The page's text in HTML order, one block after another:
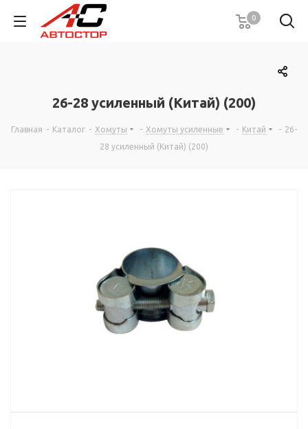
0
26-28 усиленный (Китай) (200)
Главная - Каталог - Хомуты - Хомуты усиленные - Китай - 26-
28 усиленный (Китай) (200)